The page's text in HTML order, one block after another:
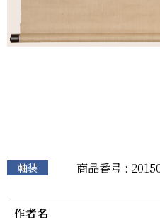
軸装 商品番号 :
作者名